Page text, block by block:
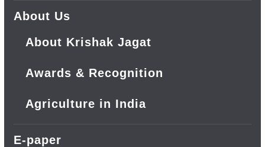
About Us
About Krishak Jagat
Awards & Recognition
Agriculture in India
E-paper